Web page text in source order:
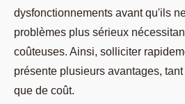
dysfonctionnements avant qu'ils
problèmes plus sérieux
coûteuses. Ainsi, solliciter
présente plusieurs avantages,
que de coût.